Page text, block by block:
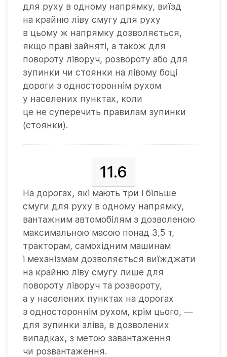
для руху в одному напрямку, виїзд
на крайню ліву смугу для руху
в цьому ж напрямку дозволяється,
якщо праві зайняті, а також для
повороту ліворуч, розвороту або для
зупинки чи стоянки на лівому боці
дороги з одностороннім рухом
у населених пунктах, коли
це не суперечить правилам зупинки
(стоянки).
11.6
На дорогах, які мають три і більше
смуги для руху в одному напрямку,
вантажним автомобілям з дозволеною
максимальною масою понад 3,5 т,
тракторам, самохідним машинам
і механізмам дозволяється виїжджати
на крайню ліву смугу лише для
повороту ліворуч та розвороту,
а у населених пунктах на дорогах
з одностороннім рухом, крім цього, —
для зупинки зліва, в дозволених
випадках, з метою завантаження
чи розвантаження.